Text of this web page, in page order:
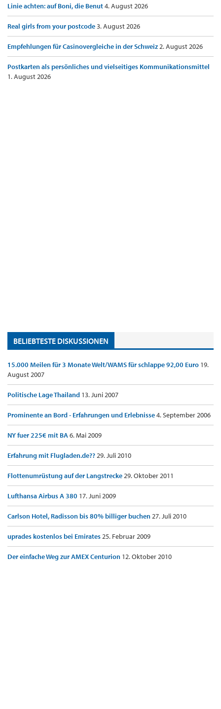
Linie achten: auf Boni, die Benut4. August 2026
Real girls from your postcode3. August 2026
Empfehlungen für Casinovergleiche in der Schweiz2. August 2026
Postkarten als persönliches und vielseitiges Kommunikationsmittel
1. August 2026
BELIEBTESTE DISKUSSIONEN
15.000 Meilen für 3 Monate Welt/WAMS für schlappe 92,00 Euro 19.
August 2007
Politische Lage Thailand 13. Juni 2007
Prominente an Bord - Erfahrungen und Erlebnisse4. September 2006
NY fuer 225€ mit BA6. Mai 2009
Erfahrung mit Flugladen.de??29. Juli 2010
Flottenumrüstung auf der Langstrecke29. Oktober 2011
Lufthansa Airbus A 380 17. Juni 2009
Carlson Hotel, Radisson bis 80% billiger buchen27. Juli 2010
uprades kostenlos bei Emirates25. Februar 2009
Der einfache Weg zur AMEX Centurion 12. Oktober 2010